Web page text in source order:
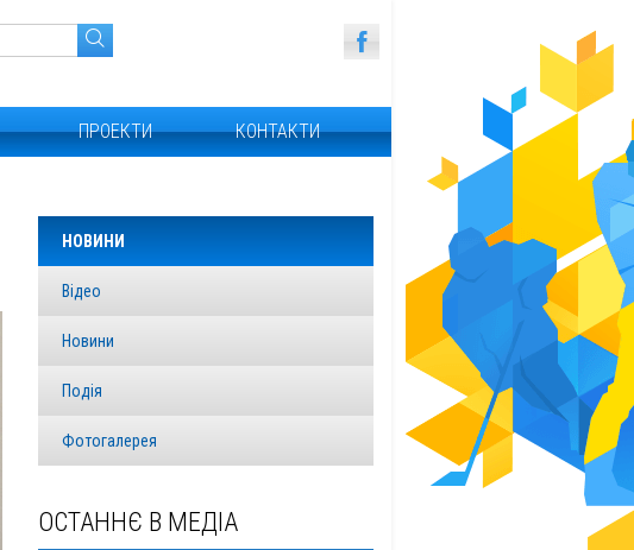
ПРОЕКТИ КОНТАКТИ
НОВИНИ
Відео
Новини
Подія
Фотогалерея
ОСТАННЄ В МЕДІА